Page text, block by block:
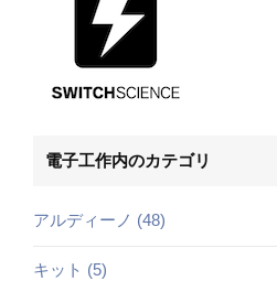
電子工作内のカテゴリ
アルディーノ (48)
キット (5)